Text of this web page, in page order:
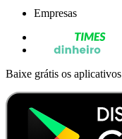
Empresas
Baixe grátis os aplicativos